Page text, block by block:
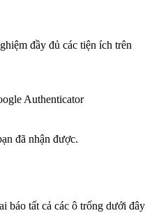
đầy đủ các tiện ích trên
Authenticator
đã nhận được.
báo tất cả các ô trống dưới đây